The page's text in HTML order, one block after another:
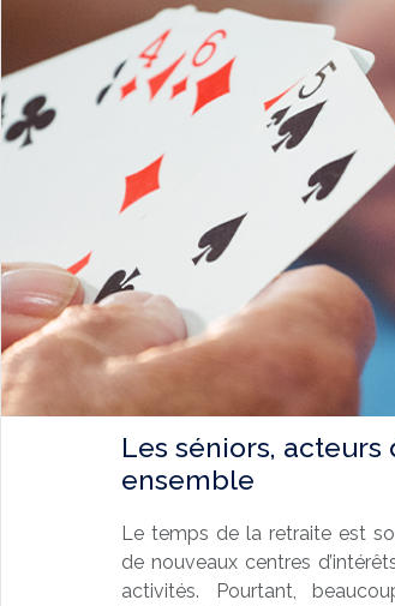
Les séniors, acteurs
ensemble
Le temps de la retraite est
de nouveaux centres
activités. Pourtant,